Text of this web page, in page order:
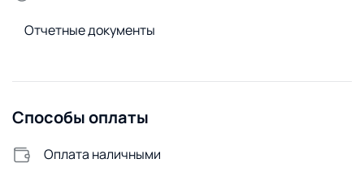
Отчетные документы
Способы оплаты
Оплата наличными